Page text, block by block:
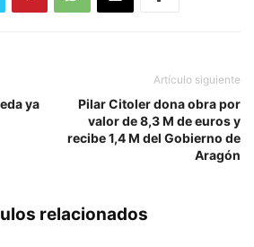
ya
Artículo siguiente
Pilar Citoler dona obra por
valor de 8,3 M de euros y
recibe 1,4 M del Gobierno de
Aragón
relacionados